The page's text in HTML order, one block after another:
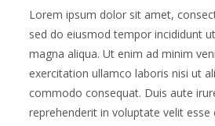
Lorem ipsum dolor sit amet,
sed do eiusmod tempor incididunt
magna aliqua. Ut enim ad minim
exercitation ullamco laboris nisi ut
commodo consequat. Duis aute
reprehenderit in voluptate velit esse